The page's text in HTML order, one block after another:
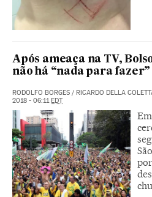
Após ameaça na TV,
não há “nada para
RODOLFO BORGES / RICARDO DELLA
2018 - 06:11EDT